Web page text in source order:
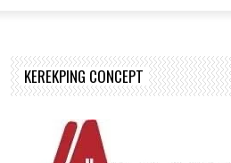
KEREKPING CONCEPT